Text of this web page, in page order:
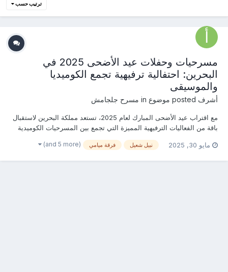
ترتيب حسب
مسرحيات وحفلات عيد الأضحى 2025 في
البحرين: احتفالية ترفيهية تجمع الكوميديا
والموسيقى
أشرف مسرح جلجامش
مع اقتراب عيد الأضحى المبارك لعام 2025، تستعد مملكة البحرين لاستقبال
باقة من الفعاليات الترفيهية المميزة التي تجمع بين المسرحيات الكوميدية
هابي" إلى حفلات تجمع نجوم الخليج مثل فرقة ميامي ونبيل شعيل، بالإضافة
مايو 30, 2025 نبيل شعيل فرقة ميامي (and 5 more)